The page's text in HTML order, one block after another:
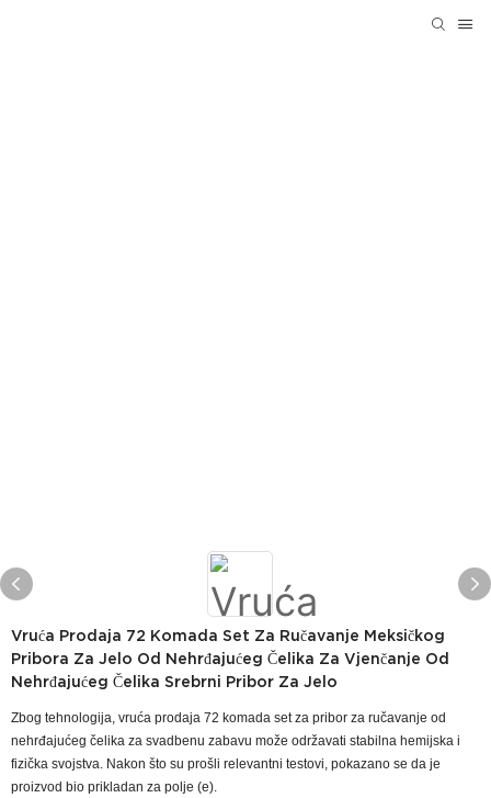
Vruća Prodaja 72 Komada Set Za Ručavanje Meksičkog
Pribora Za Jelo Od Nehrđajućeg Čelika Za Vjenčanje Od
Nehrđajućeg Čelika Srebrni Pribor Za Jelo
Zbog tehnologija, vruća prodaja 72 komada set za pribor za ručavanje od
nehrđajućeg čelika za svadbenu zabavu može održavati stabilna hemijska i
fizička svojstva. Nakon što su prošli relevantni testovi, pokazano se da je
proizvod bio prikladan za polje (e).